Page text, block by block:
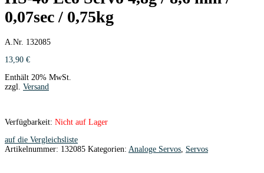
0,07sec / 0,75kg
A.Nr. 132085
13,90 €
Enthält 20% MwSt.
zzgl. Versand
Verfügbarkeit: Nicht auf Lager
auf die Vergleichsliste
Artikelnummer: 132085 Kategorien: Analoge Servos Servos